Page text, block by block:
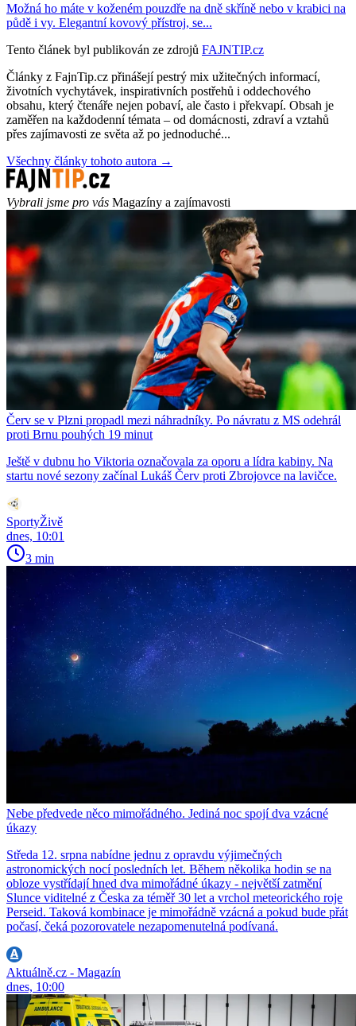
Možná ho máte v koženém pouzdře na dně skříně nebo v krabici na
půdě i vy. Elegantní kovový přístroj, se...
Tento článek byl publikován ze zdrojů FAJNTIP.cz
Články z FajnTip.cz přinášejí pestrý mix užitečných informací,
životních vychytávek, inspirativních postřehů i oddechového
obsahu, který čtenáře nejen pobaví, ale často i překvapí. Obsah je
zaměřen na každodenní témata – od domácnosti, zdraví a vztahů
přes zajímavosti ze světa až po jednoduché...
Všechny články tohoto autora →
Vybrali jsme pro vás Magazíny a zajímavosti
Červ se v Plzni propadl mezi náhradníky. Po návratu z MS odehrál
proti Brnu pouhých 19 minut
Ještě v dubnu ho Viktoria označovala za oporu a lídra kabiny. Na
startu nové sezony začínal Lukáš Červ proti Zbrojovce na lavičce.
SportyŽivě
dnes, 10:01
3 min
Nebe předvede něco mimořádného. Jediná noc spojí dva vzácné
úkazy
Středa 12. srpna nabídne jednu z opravdu výjimečných
astronomických nocí posledních let. Během několika hodin se na
obloze vystřídají hned dva mimořádné úkazy - největší zatmění
Slunce viditelné z Česka za téměř 30 let a vrchol meteorického roje
Perseid. Taková kombinace je mimořádně vzácná a pokud bude přát
počasí, čeká pozorovatele nezapomenutelná podívaná.
Aktuálně.cz - Magazín
dnes, 10:00